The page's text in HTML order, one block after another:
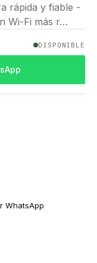
rápida y fiable -
Wi-Fi más r…
DISPONIBLE
WhatsApp